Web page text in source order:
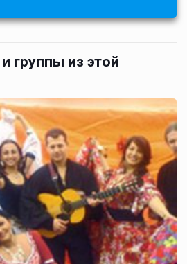
группы из этой